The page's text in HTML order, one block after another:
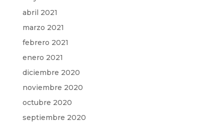
abril 2021
marzo 2021
febrero 2021
enero 2021
diciembre 2020
noviembre 2020
octubre 2020
septiembre 2020